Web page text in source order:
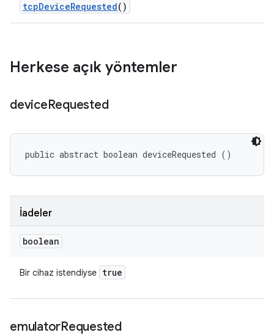
tcpDeviceRequested()
Herkese açık yöntemler
deviceRequested
public abstract boolean deviceRequested ()
İadeler
boolean
Bir cihaz istendiyse true
emulatorRequested